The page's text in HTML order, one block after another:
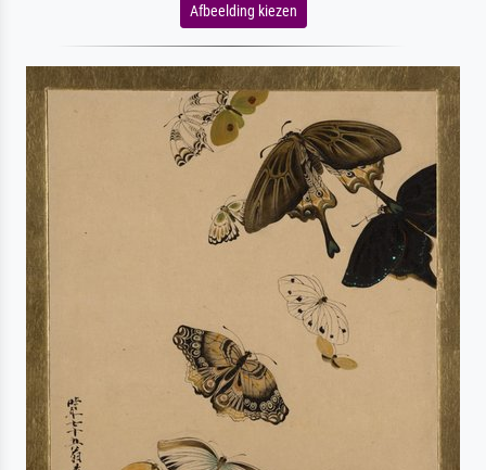
Afbeelding kiezen